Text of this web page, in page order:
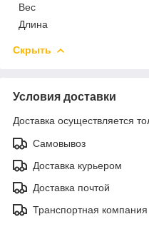
Вес
Длина
Скрыть
Условия доставки
Доставка осуществляется
Самовывоз
Доставка курьером
Доставка почтой
Транспортная компания